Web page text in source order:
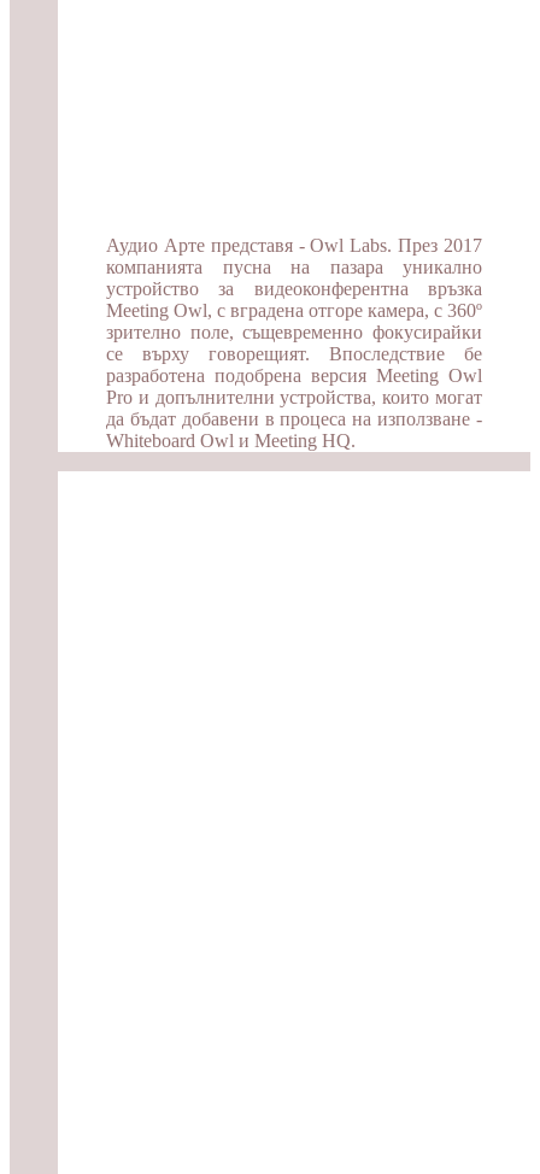
Аудио Арте представя - Owl Labs. През 2017
компанията пусна на пазара уникално
устройство за видеоконферентна връзка
Meeting Owl, с вградена отгоре камера, с 360º
зрително поле, същевременно фокусирайки
се върху говорещият. Впоследствие бе
разработена подобрена версия Meeting Owl
Pro и допълнителни устройства, които могат
да бъдат добавени в процеса на използване -
Whiteboard Owl и Meeting HQ.